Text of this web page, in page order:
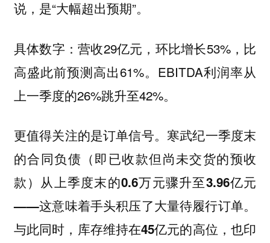
说，是“大幅超出预期”。
具体数字：营收29亿元，环比增长53%，比
高盛此前预测高出61%。EBITDA利润率从
上一季度的26%跳升至42%。
更值得关注的是订单信号。 寒武纪一季度末
的合同负债（即已收款但尚未交货的预收
款）从上季度末的0.6万元骤升至3.96亿元
——这意味着手头积压了大量待履行订单。
与此同时，库存维持在45亿元的高位，也印